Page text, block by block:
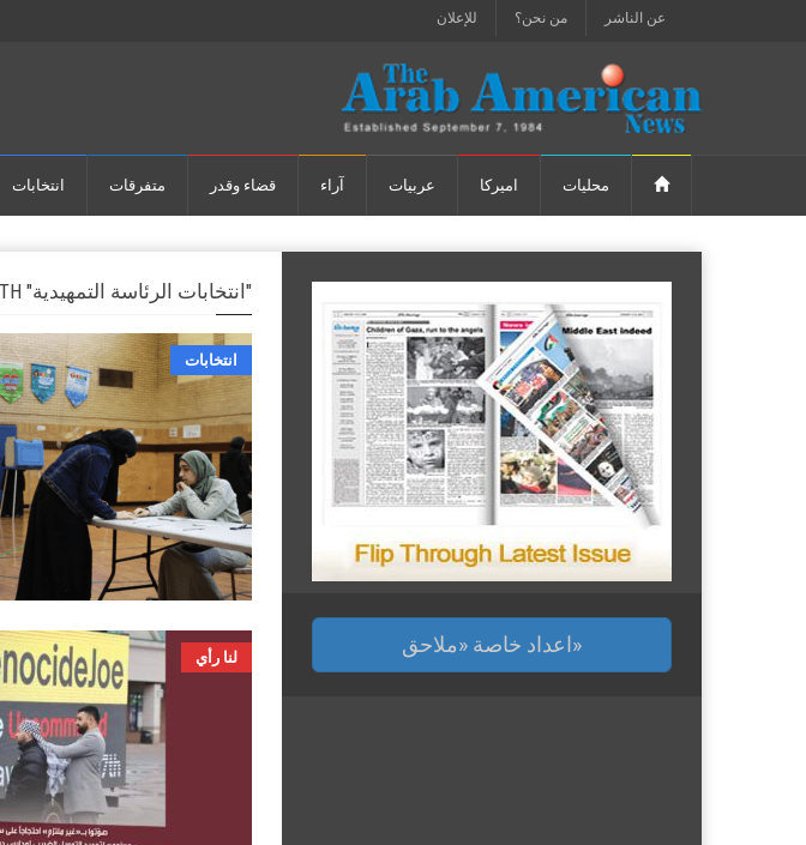
عن الناشر من نحن؟ للإعلان
محليات اميركا عربيات آراء قضاء وقدر متفرقات انتخابات
POSTS TAGGED WITH "انتخابات الرئاسة التمهيدية"
انتخابات
لنا رأي
اعداد خاصة «ملاحق»